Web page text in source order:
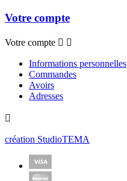
Votre compte
Votre compte  
Informations personnelles
Commandes
Avoirs
Adresses

création StudioTEMA